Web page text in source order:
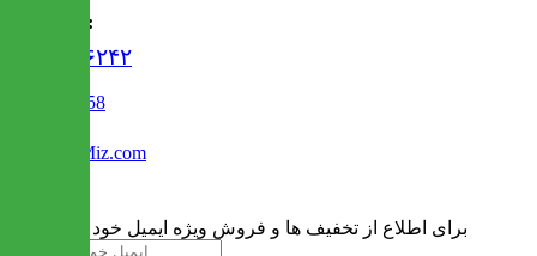
تماس با ما :
۰۲۱۹۱۳۰۶۲۴۲
02122509458
Info@IranMiz.com
برای اطلاع از تخفیف ها و فروش ویژه ایمیل خود را وارد کنید